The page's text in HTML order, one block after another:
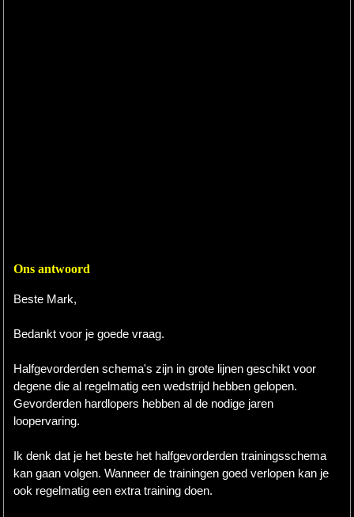
Ons antwoord
Beste Mark,
Bedankt voor je goede vraag.
Halfgevorderden schema's zijn in grote lijnen geschikt voor
degene die al regelmatig een wedstrijd hebben gelopen.
Gevorderden hardlopers hebben al de nodige jaren
loopervaring.
Ik denk dat je het beste het halfgevorderden trainingsschema
kan gaan volgen. Wanneer de trainingen goed verlopen kan je
ook regelmatig een extra training doen.